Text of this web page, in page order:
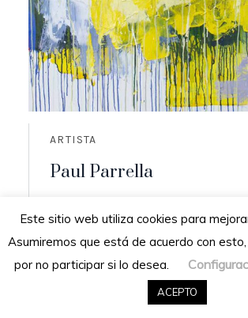
ARTISTA
Paul Parrella
Residencia: San Diego de los altos,
Venezuela
Este sitio web utiliza cookies para
Asumiremos que está de acuerdo con
por no participar si lo desea.
ACEPTO